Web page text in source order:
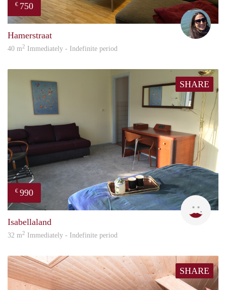
€ 750
Hamerstraat
40 m2 Immediately - Indefinite period
SHARE
€ 990
L.M.
Isabellaland
32 m2 Immediately - Indefinite period
SHARE